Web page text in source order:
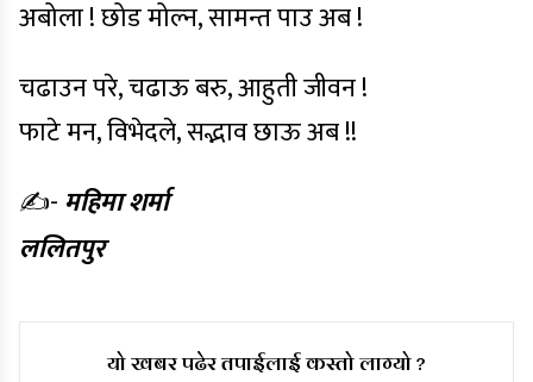
अबोला ! छोड मोल्न, सामन्त पाउ अब !
चढाउन परे, चढाऊ बरु, आहुती जीवन !
फाटे मन, विभेदले, सद्भाव छाऊ अब !!
✍️- महिमा शर्मा
ललितपुर
यो खबर पढेर तपाईलाई कस्तो लाग्यो ?